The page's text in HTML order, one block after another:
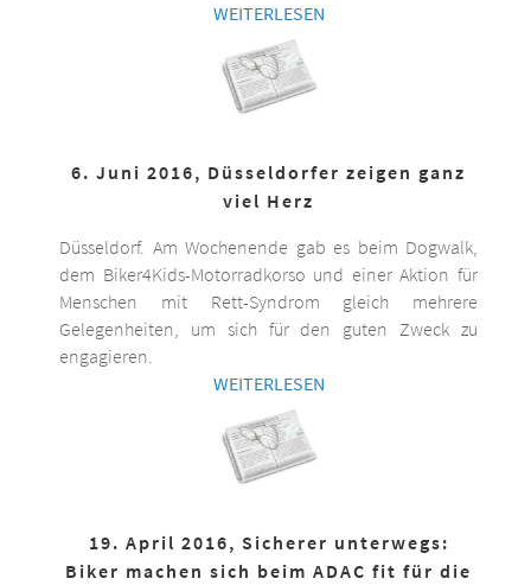
WEITERLESEN
6. Juni 2016, Düsseldorfer zeigen ganz
viel Herz
Düsseldorf. Am Wochenende gab es beim Dogwalk,
dem Biker4Kids-Motorradkorso und einer Aktion für
Menschen mit Rett-Syndrom gleich mehrere
Gelegenheiten, um sich für den guten Zweck zu
engagieren.
WEITERLESEN
19. April 2016, Sicherer unterwegs:
Biker machen sich beim ADAC fit für die